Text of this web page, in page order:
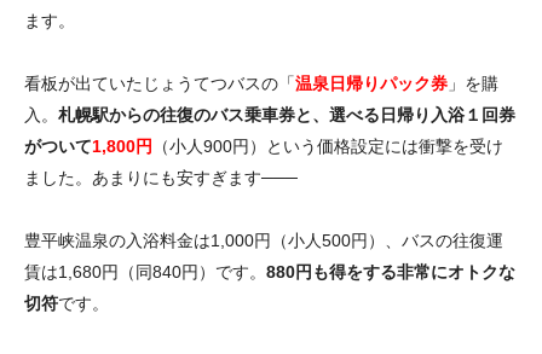
ます。
看板が出ていたじょうてつバスの「温泉日帰りパック券 」を購
入。 札幌駅からの往復のバス乗車券と、選べる日帰り入浴１回券
がついて1,800円
（小人900円）という価格設定には衝撃を受け
ました。あまりにも安すぎます───
豊平峡温泉の入浴料金は1,000円（小人500円）、バスの往復運
賃は1,680円（同840円）です。 880円も得をする非常にオトクな
切符です。